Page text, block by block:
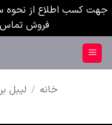
جهت کسب اطلاع از نحوه
فروش
Skip
content
خانه / لیبل